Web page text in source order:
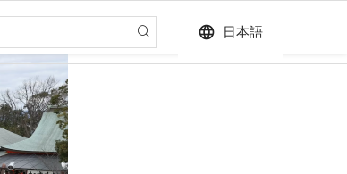
language 日本語